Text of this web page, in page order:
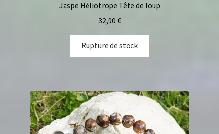
Jaspe Héliotrope Tête de loup
32,00 €
Rupture de stock